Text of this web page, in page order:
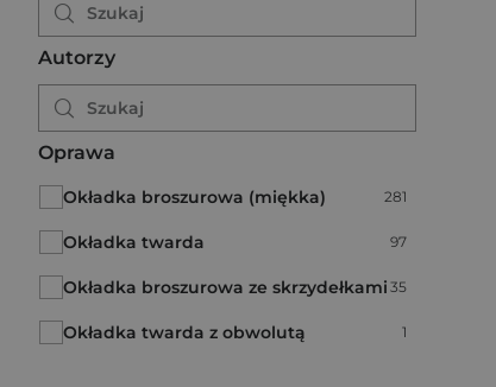
Autorzy
Oprawa
Okładka broszurowa (miękka) Liczba pozycji:
281
Okładka twarda Liczba pozycji:
97
Okładka broszurowa ze skrzydełkami Liczba pozycji:
35
Okładka twarda z obwolutą Liczba pozycji:
1